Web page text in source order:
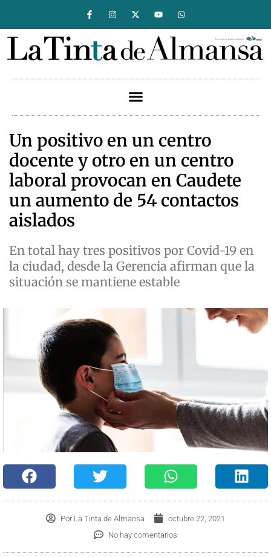
Un positivo en un centro
docente y otro en un centro
laboral provocan en Caudete
un aumento de 54 contactos
aislados
En total hay tres positivos por Covid-19 en
la ciudad, desde la Gerencia afirman que la
situación se mantiene estable
Por La Tinta de Almansa
octubre 22, 2021
No hay comentarios